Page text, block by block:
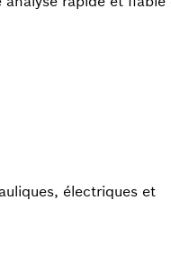
électriques et